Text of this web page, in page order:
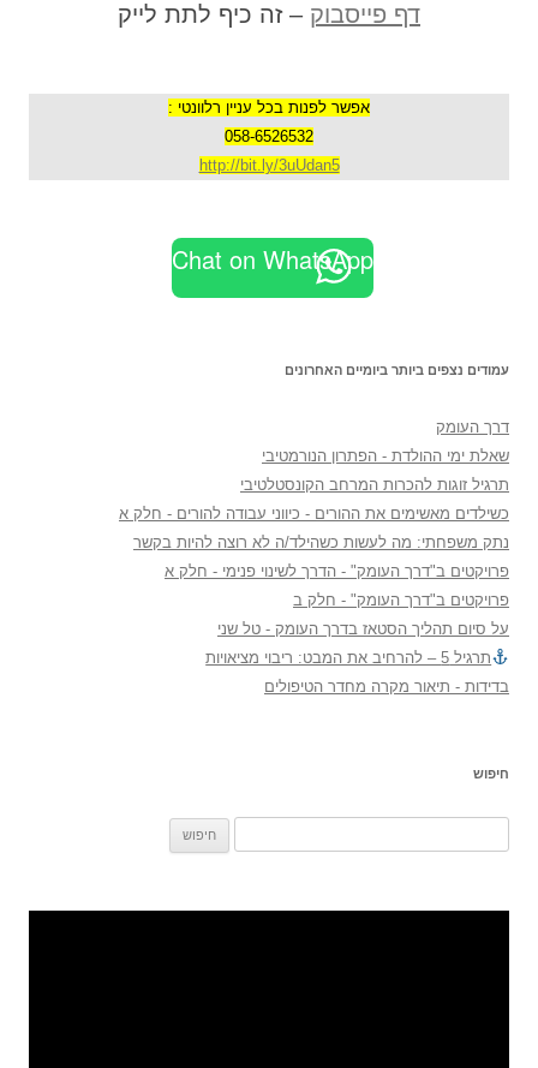
דף פייסבוק – זה כיף לתת לייק
אפשר לפנות בכל עניין רלוונטי :
058-6526532
http://bit.ly/3uUdan5
Chat on WhatsApp
עמודים נצפים ביותר ביומיים האחרונים
דרך העומק
שאלת ימי ההולדת - הפתרון הנורמטיבי
תרגיל זוגות להכרות המרחב הקונסטלטיבי
כשילדים מאשימים את ההורים - כיווני עבודה להורים - חלק א
נתק משפחתי: מה לעשות כשהילד/ה לא רוצה להיות בקשר
פרויקטים ב"דרך העומק" - הדרך לשינוי פנימי - חלק א
פרויקטים ב"דרך העומק" - חלק ב
על סיום תהליך הסטאז בדרך העומק - טל שני
תרגיל 5 – להרחיב את המבט: ריבוי מציאויות
בדידות - תיאור מקרה מחדר הטיפולים
חיפוש